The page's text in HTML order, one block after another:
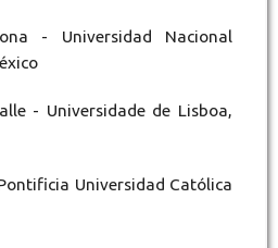
- Universidad Nacional
- Universidade de Lisboa,
Universidad Católica